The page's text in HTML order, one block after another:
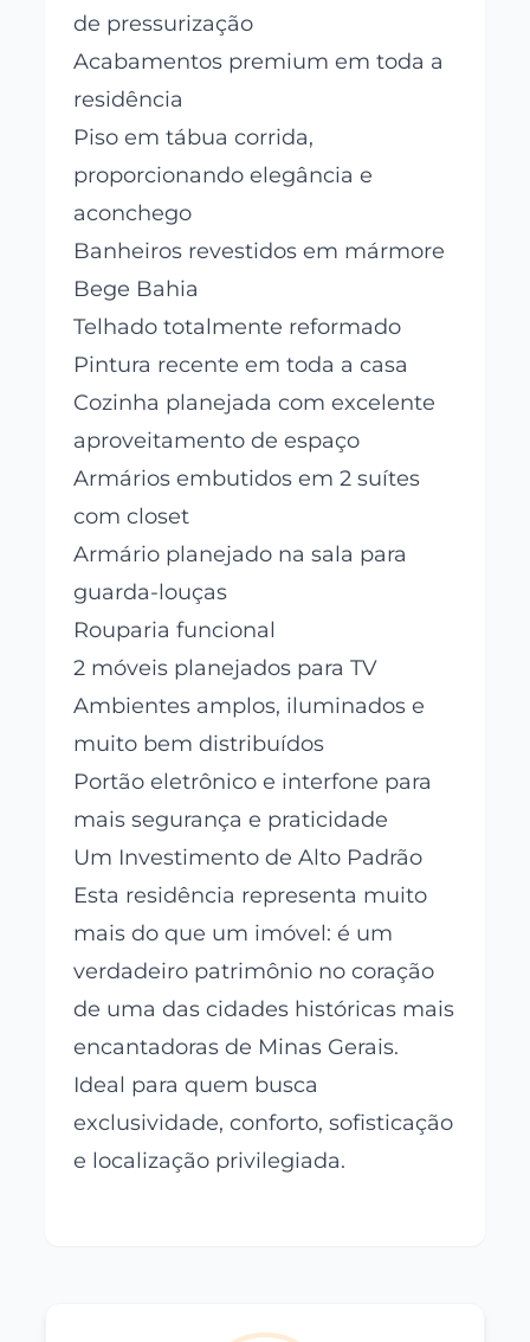
de pressurização
Acabamentos premium em toda a
residência
Piso em tábua corrida,
proporcionando elegância e
aconchego
Banheiros revestidos em mármore
Bege Bahia
Telhado totalmente reformado
Pintura recente em toda a casa
Cozinha planejada com excelente
aproveitamento de espaço
Armários embutidos em 2 suítes
com closet
Armário planejado na sala para
guarda-louças
Rouparia funcional
2 móveis planejados para TV
Ambientes amplos, iluminados e
muito bem distribuídos
Portão eletrônico e interfone para
mais segurança e praticidade
Um Investimento de Alto Padrão
Esta residência representa muito
mais do que um imóvel: é um
verdadeiro patrimônio no coração
de uma das cidades históricas mais
encantadoras de Minas Gerais.
Ideal para quem busca
exclusividade, conforto, sofisticação
e localização privilegiada.